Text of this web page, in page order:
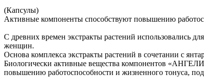
(Капсулы)
Активные компоненты способствуют повышению
С древних времен экстракты растений
женщин.
Основа комплекса экстракты растений в сочетании с
Биологически активные вещества компонентов
повышению работоспособности и жизненного тонуса,